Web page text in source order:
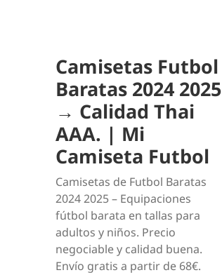
Camisetas Futbol
Baratas 2024 2025
→ Calidad Thai
AAA. | Mi
Camiseta Futbol
Camisetas de Futbol Baratas
2024 2025 – Equipaciones
fútbol barata en tallas para
adultos y niños. Precio
negociable y calidad buena.
Envío gratis a partir de 68€.